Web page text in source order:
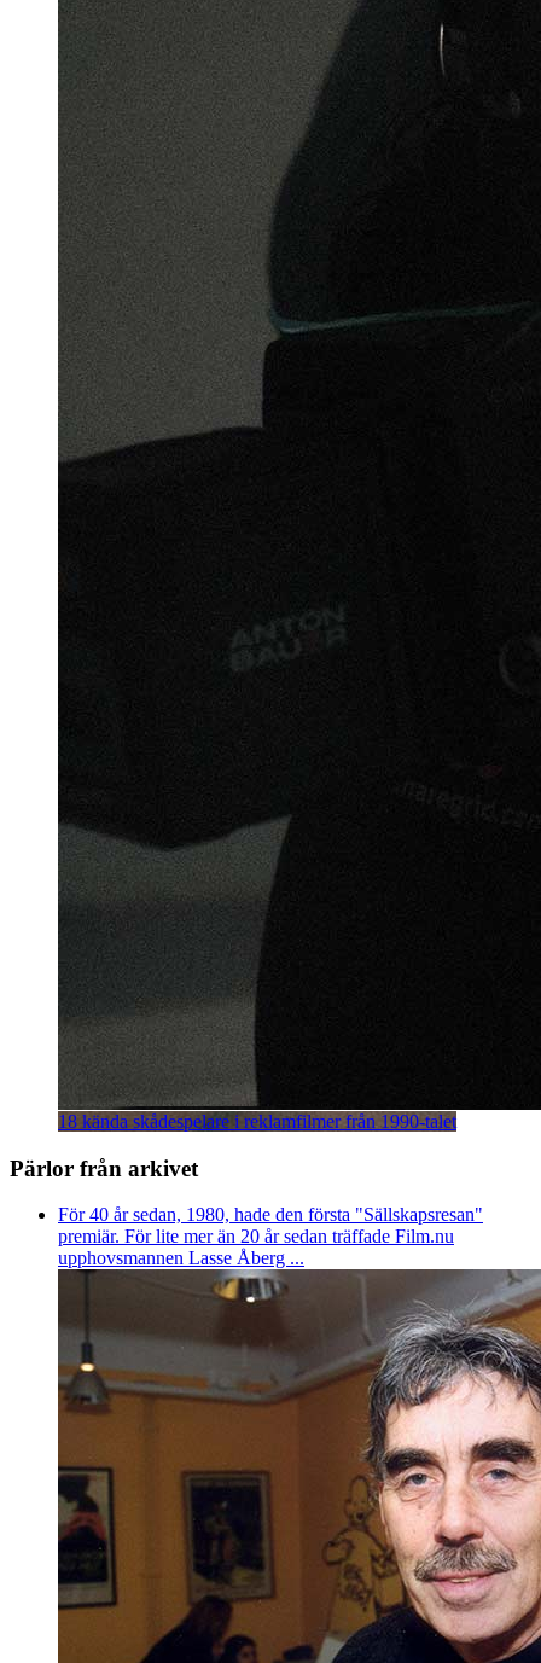
18 kända skådespelare i reklamfilmer från 1990-talet
Pärlor från arkivet
För 40 år sedan, 1980, hade den första "Sällskapsresan"
premiär. För lite mer än 20 år sedan träffade Film.nu
upphovsmannen Lasse Åberg ...